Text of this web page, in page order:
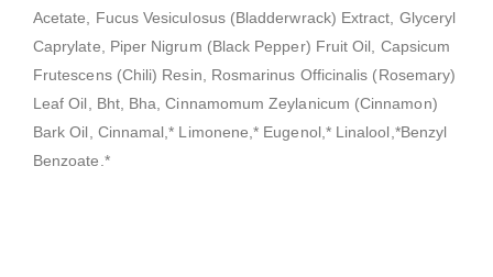
Acetate, Fucus Vesiculosus (Bladderwrack) Extract, Glyceryl
Caprylate, Piper Nigrum (Black Pepper) Fruit Oil, Capsicum
Frutescens (Chili) Resin, Rosmarinus Officinalis (Rosemary)
Leaf Oil, Bht, Bha, Cinnamomum Zeylanicum (Cinnamon)
Bark Oil, Cinnamal,* Limonene,* Eugenol,* Linalool,*Benzyl
Benzoate.*